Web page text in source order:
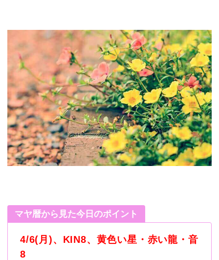
マヤ暦から見た今日のポイント
4/6(月)、KIN8、黄色い星・赤い龍・音
8